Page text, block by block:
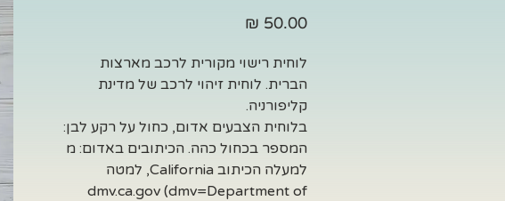
לוחית רישוי מקורית לרכב מארצות
הברית. לוחית זיהוי לרכב של מדינת
קליפורניה.
בלוחית הצבעים אדום, כחול על רקע לבן:
המספר בכחול כהה. הכיתובים באדום: מ
למעלה הכיתוב California, למטה
dmv.ca.gov (dmv=Department of